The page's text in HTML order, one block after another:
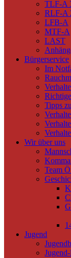
TLF-A
RLF-A
LFB-A
MTF-A
LAST
Bürgerservice
Im
Tipps
Wir über uns
Team
Jugend